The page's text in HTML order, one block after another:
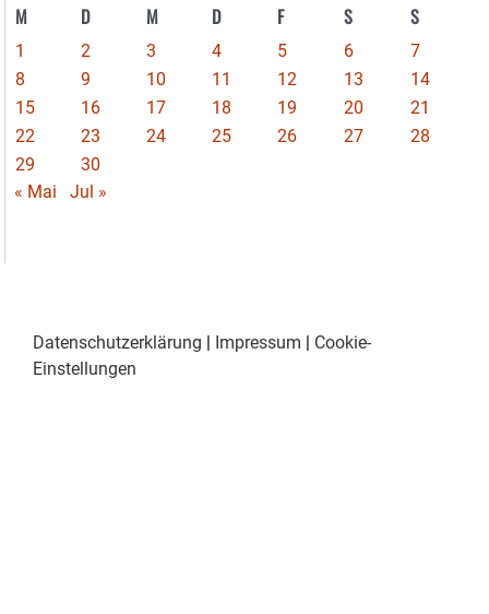
M D M D F S S
1 2 3 4 5 6
7
8
9 10 11 12 13
14
15
16 17 18 19 20
21
22
23 24 25 26 27
28
29
30
« Mai
Jul »
Datenschutzerklärung Impressum
Cookie-
Einstellungen